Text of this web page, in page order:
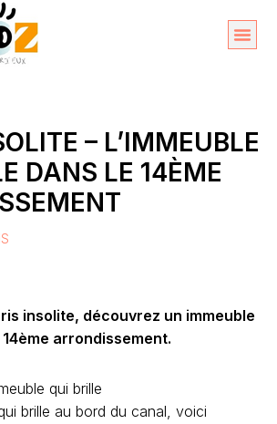
– L’IMMEUBLE
DANS LE 14ÈME
insolite, découvrez un immeuble
arrondissement.
brille au bord du canal, voici